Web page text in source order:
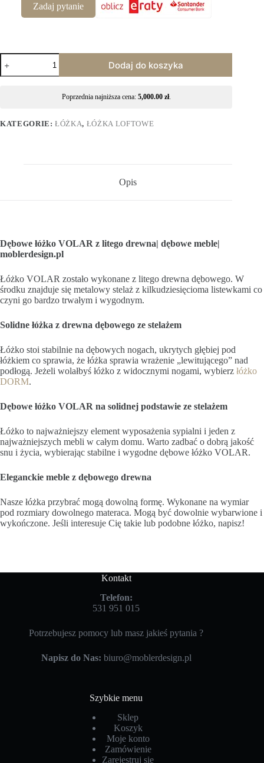
Zadaj pytanie
Dodaj do koszyka
Poprzednia najniższa cena: 5,000.00 zł.
KATEGORIE:ŁÓŻKA, ŁÓŻKA LOFTOWE
Opis
Dębowe łóżko VOLAR z litego drewna| dębowe meble|
moblerdesign.pl
Łóżko VOLAR zostało wykonane z litego drewna dębowego. W
środku znajduje się metalowy stelaż z kilkudziesięcioma listewkami co
czyni go bardzo trwałym i wygodnym.
Solidne łóżka z drewna dębowego ze stelażem
Łóżko stoi stabilnie na dębowych nogach, ukrytych głębiej pod
łóżkiem co sprawia, że łóżka sprawia wrażenie „lewitującego” nad
podłogą. Jeżeli wolałbyś łóżko z widocznymi nogami, wybierz łóżko
DORM.
Dębowe łóżko VOLAR na solidnej podstawie ze stelażem
Łóżko to najważniejszy element wyposażenia sypialni i jeden z
najważniejszych mebli w całym domu. Warto zadbać o dobrą jakość
snu i życia, wybierając stabilne i wygodne dębowe łóżko VOLAR.
Eleganckie meble z dębowego drewna
Nasze łóżka przybrać mogą dowolną formę. Wykonane na wymiar
pod rozmiary dowolnego materaca. Mogą być dowolnie wybarwione i
wykończone. Jeśli interesuje Cię takie lub podobne łóżko, napisz!
Kontakt
Telefon:
531 951 015
Potrzebujesz pomocy lub masz jakieś pytania ?
Napisz do Nas: biuro@moblerdesign.pl
Szybkie menu
Sklep
Koszyk
Moje konto
Zamówienie
Zarejestruj się